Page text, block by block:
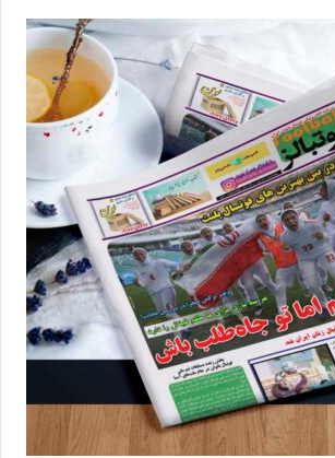
و ملی زنان ایران محسوب می‌شود، در فصل
جاری عملکرد خیره‌کننده‌ای داشته و توانسته 8 بار برای خاتون گل بزند و
چترنور، دوئل خانم گل‌ها را در مسابقه فردا
که چهره‌های کلیدی دیگری از جمله نگین زندی و
در سرنوشت نبرد حساس خاتون بم و ملوان
بندرانزلی که فردا (دوشنبه) از ساعت 13 به میزبانی ورزشگاه فجر بم
پررنگی داشته باشند.
بم
کمانگر، زهرا سربالی، شهناز جعفری‌زاده، عاطفه
مونا حمودی، سمانه چهکندی، زهرا قنبری،
کوثر عنبری، مریم ایزد، الهه افشاردوست،
غزال مرشدی، مائده بیرنگ، شبنم بهشت و